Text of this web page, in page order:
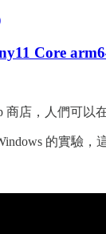
Core
店，人們可以
的實驗，